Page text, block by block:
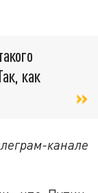
как
канале